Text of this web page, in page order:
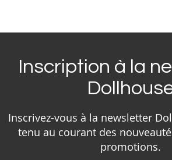
Inscription à la
Inscrivez-vous à la newsletter
tenu au courant des
promotions.